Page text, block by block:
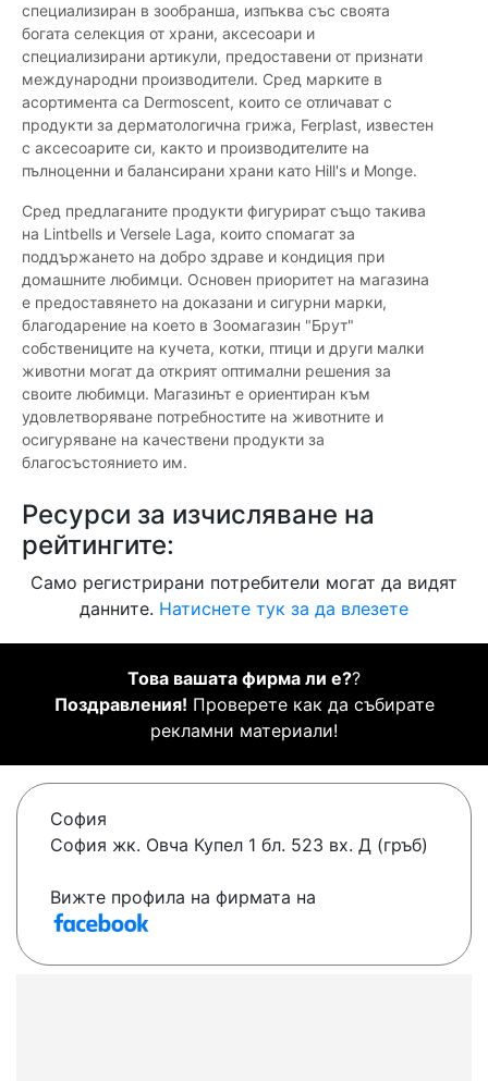
специализиран в зообранша, изпъква със своята
богата селекция от храни, аксесоари и
специализирани артикули, предоставени от признати
международни производители. Сред марките в
асортимента са Dermoscent, които се отличават с
продукти за дерматологична грижа, Ferplast, известен
с аксесоарите си, както и производителите на
пълноценни и балансирани храни като Hill's и Monge.
Сред предлаганите продукти фигурират също такива
на Lintbells и Versele Laga, които спомагат за
поддържането на добро здраве и кондиция при
домашните любимци. Основен приоритет на магазина
е предоставянето на доказани и сигурни марки,
благодарение на което в Зоомагазин "Брут"
собствениците на кучета, котки, птици и други малки
животни могат да открият оптимални решения за
своите любимци. Магазинът е ориентиран към
удовлетворяване потребностите на животните и
осигуряване на качествени продукти за
благосъстоянието им.
Ресурси за изчисляване на
рейтингите:
Само регистрирани потребители могат да видят
данните. Натиснете тук за да влезете
Това вашата фирма ли е??
Поздравления! Проверете как да събирате
рекламни материали!
София
София жк. Овча Купел 1 бл. 523 вх. Д (гръб)
Вижте профила на фирмата на